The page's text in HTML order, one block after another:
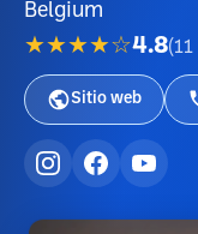
Belgium
★★★★☆4.8(11
Sitio web